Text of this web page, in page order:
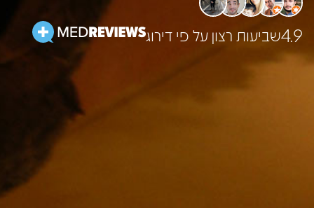
4.9שביעות רצון על פי דירוג